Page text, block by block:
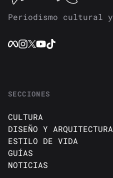
Periodismo cultural
SECCIONES
CULTURA
DISEÑO Y ARQUITECTURA
ESTILO DE VIDA
GUÍAS
NOTICIAS